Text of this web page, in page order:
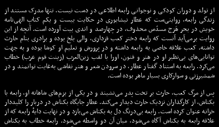
از تولد و دوران کودکی و نوجوانی رابعه اطلاعی در دست نیست. تنها مدرک مستند از
زندگی رابعه، روایتی‌ست که عطار نیشابوری در حکایت بیست و یکم کتابِ الهی‌نامه
خویش در بحر هَزج مسدّس محذوف، در چهارصد و اندی بیت آورده است. آنچه از این
روایت برمی‌آید آنست که رابعه دختر کعب قزداری، والی بلخ بوده و برادری بنام حارث
داشته. کعب علاقه خاصی به رابعه داشته و در پرورش و تعلیم او کوشا بوده و به جهت
توانایی‌های بی‌نظیر او در هنر و فنون، اورا با لقب زین‌العرب (زینت قوم عرب) خطاب
می‌کرد. رابعه به استناد گفتار عطار، در سرودن شعر و هنر نقاشی به‌غایت توانمند و در
شمشیرزنی و سوارکاری بسیار ماهر بوده است.
پس از مرگ کعب، حارث بر تخت پدر می‌نشیند و در یکی از بزم‌های شاهانه او، رابعه با
بکتاش، از کارگذاران نزدیک حارث دیدار می‌کند. عطار جایگاه بکتاش در دربار را کلیددار
خزانه عنوان کرده است. رابعه بی‌درنگ دل به بکتاش می‌بازد و در نهایت دایهٔ رابعه که از
علاقه رابعه به بکتاش آگاه می‌شود، میان آن دو واسطه می‌شود. رابعه خطاب به بکتاش